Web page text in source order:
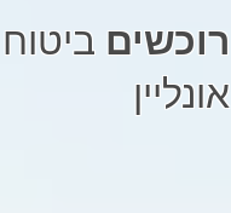
רוכשים ביטוח
אונליין